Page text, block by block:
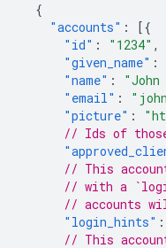
{
"accounts" :
[{
"id" : "1234" ,
"given_name" :
"name" : "John
"email" :
"picture" :
// Ids of those
// This
// with a
// accounts
"login_hints" :
// This